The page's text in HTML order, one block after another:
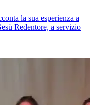
la sua esperienza a
Redentore, a servizio